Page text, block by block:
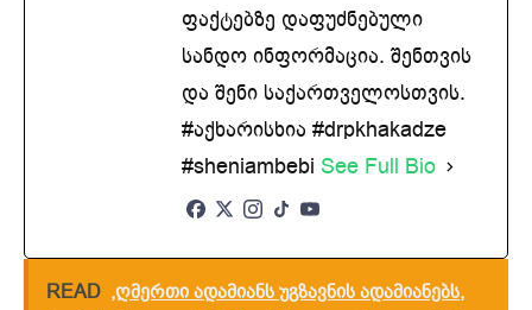
ფაქტებზე დაფუძნებული
სანდო ინფორმაცია. შენთვის
და შენი საქართველოსთვის.
#აქხარისხია #drpkhakadze
#sheniambebi See Full Bio
READ ,ღმერთი ადამიანს უგზავნის ადამიანებს,